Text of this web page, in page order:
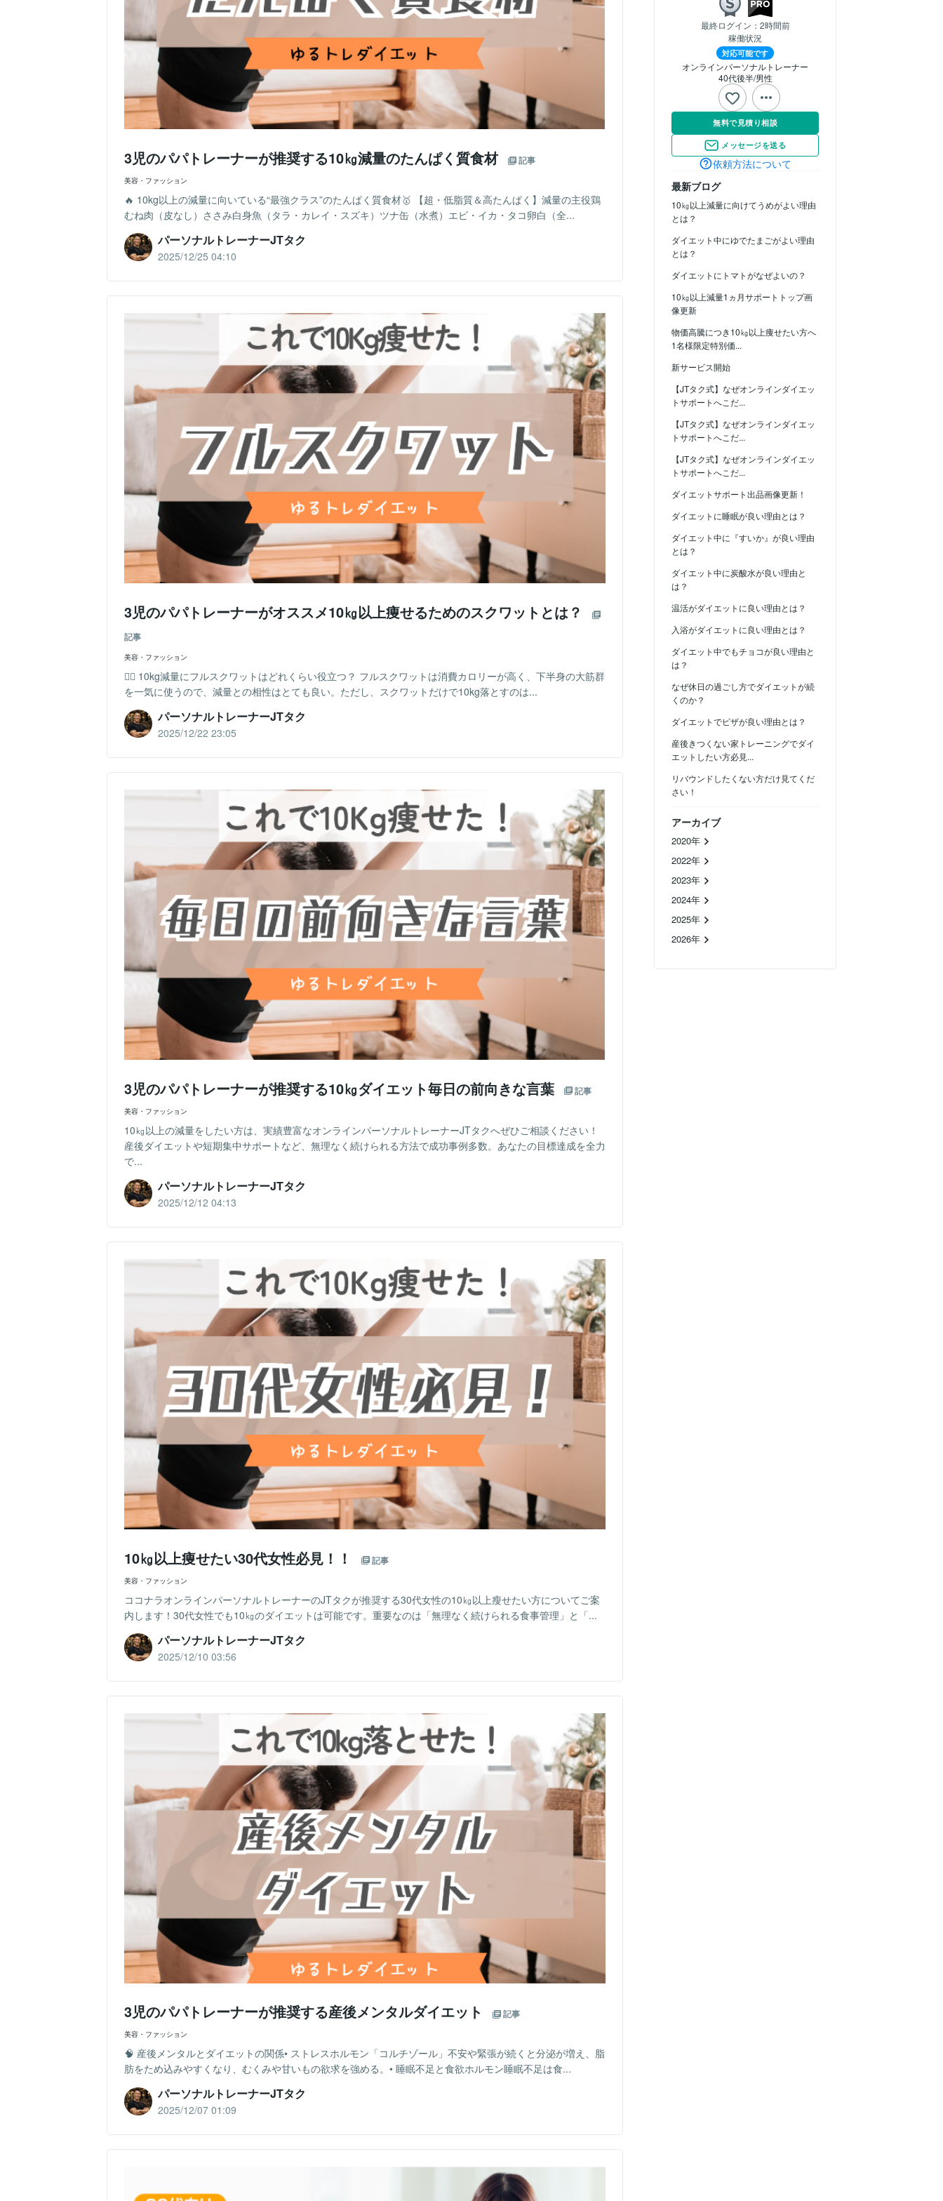
最終ログイン： 2時間前
稼働状況
対応可能です
オンラインパーソナルトレーナー
40代後半男性
無料で見積り相談
メッセージを送る
依頼方法について
最新ブログ
10㎏以上減量に向けてうめがよい理由
とは？
ダイエット中にゆでたまごがよい理由
とは？
ダイエットにトマトがなぜよいの？
10㎏以上減量1ヵ月サポートトップ画
像更新
物価高騰につき10㎏以上痩せたい方へ
1名様限定特別価...
新サービス開始
【JTタク式】なぜオンラインダイエッ
トサポートへこだ...
【JTタク式】なぜオンラインダイエッ
トサポートへこだ...
【JTタク式】なぜオンラインダイエッ
トサポートへこだ...
ダイエットサポート出品画像更新！
ダイエットに睡眠が良い理由とは？
ダイエット中に『すいか』が良い理由
とは？
ダイエット中に炭酸水が良い理由と
は？
温活がダイエットに良い理由とは？
入浴がダイエットに良い理由とは？
ダイエット中でもチョコが良い理由と
は？
なぜ休日の過ごし方でダイエットが続
くのか？
ダイエットでピザが良い理由とは？
産後きつくない家トレーニングでダイ
エットしたい方必見...
リバウンドしたくない方だけ見てくだ
さい！
アーカイブ
2020年
2022年
2023年
2024年
2025年
2026年
3児のパパトレーナーが推奨する10㎏減量のたんぱく質食材 記事
美容・ファッション
🔥 10kg以上の減量に向いている“最強クラス”のたんぱく質食材🥇 【超・低脂質＆高たんぱく】減量の主役鶏
むね肉（皮なし）ささみ白身魚（タラ・カレイ・スズキ）ツナ缶（水煮）エビ・イカ・タコ卵白（全...
パーソナルトレーナーJTタク
2025/12/25 04:10
3児のパパトレーナーがオススメ10㎏以上痩せるためのスクワットとは？
記事
美容・ファッション
🏋️‍♂️ 10kg減量にフルスクワットはどれくらい役立つ？ フルスクワットは消費カロリーが高く、下半身の大筋群
を一気に使うので、減量との相性はとても良い。ただし、スクワットだけで10kg落とすのは...
パーソナルトレーナーJTタク
2025/12/22 23:05
3児のパパトレーナーが推奨する10㎏ダイエット毎日の前向きな言葉 記事
美容・ファッション
10㎏以上の減量をしたい方は、実績豊富なオンラインパーソナルトレーナーJTタクへぜひご相談ください！
産後ダイエットや短期集中サポートなど、無理なく続けられる方法で成功事例多数。あなたの目標達成を全力
で...
パーソナルトレーナーJTタク
2025/12/12 04:13
10㎏以上痩せたい30代女性必見！！ 記事
美容・ファッション
ココナラオンラインパーソナルトレーナーのJTタクが推奨する30代女性の10㎏以上瘦せたい方についてご案
内します！30代女性でも10㎏のダイエットは可能です。重要なのは「無理なく続けられる食事管理」と「...
パーソナルトレーナーJTタク
2025/12/10 03:56
3児のパパトレーナーが推奨する産後メンタルダイエット 記事
美容・ファッション
🧠 産後メンタルとダイエットの関係• ストレスホルモン「コルチゾール」不安や緊張が続くと分泌が増え、脂
肪をため込みやすくなり、むくみや甘いもの欲求を強める。• 睡眠不足と食欲ホルモン睡眠不足は食...
パーソナルトレーナーJTタク
2025/12/07 01:09